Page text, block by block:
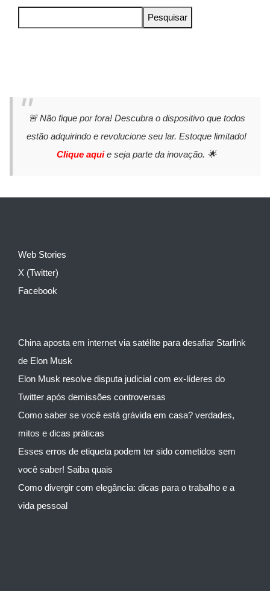
Pesquisar
🚨 Não fique por fora! Descubra o dispositivo que todos
estão adquirindo e revolucione seu lar. Estoque limitado!
Clique aquie seja parte da inovação. 🌟
Web Stories
X (Twitter)
Facebook
China aposta em internet via satélite para desafiar Starlink
de Elon Musk
Elon Musk resolve disputa judicial com ex-líderes do
Twitter após demissões controversas
Como saber se você está grávida em casa? verdades,
mitos e dicas práticas
Esses erros de etiqueta podem ter sido cometidos sem
você saber! Saiba quais
Como divergir com elegância: dicas para o trabalho e a
vida pessoal